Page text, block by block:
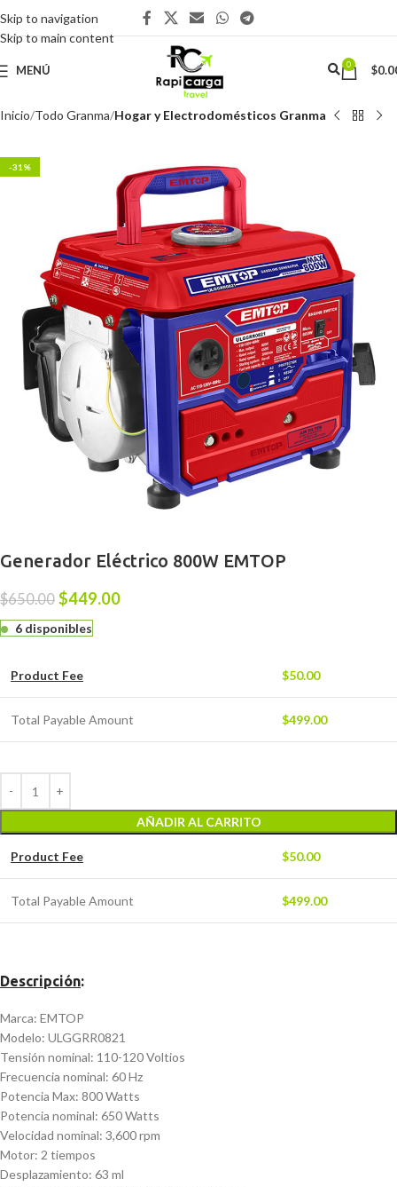
Skip to navigation
Skip to main content
MENÚ 0 $
Inicio Todo Granma Hogar y Electrodomésticos Granma
-31%
Generador Eléctrico 800W EMTOP
$650.00 $449.00
6 disponibles
Product Fee $50.00
Total Payable Amount $499.00
AÑADIR AL CARRITO
Product Fee $50.00
Total Payable Amount $499.00
Descripción:
Marca: EMTOP
Modelo: ULGGRR0821
Tensión nominal: 110-120 Voltios
Frecuencia nominal: 60 Hz
Potencia Max: 800 Watts
Potencia nominal: 650 Watts
Velocidad nominal: 3,600 rpm
Motor: 2 tiempos
Desplazamiento: 63 ml